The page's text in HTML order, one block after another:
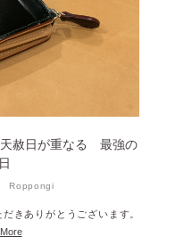
2025年2月 [5]
2025年1月 [1]
2024年12月 [2]
2024年11月 [5]
2024年10月 [5]
2024年7月 [6]
赦日が重なる 最強の
Roppongi
きありがとうございます。